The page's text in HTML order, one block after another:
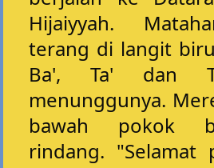
Hijaiyyah.
terang di langit
Ba', Ta' dan
menunggunya.
bawah pokok
rindang. "Selamat